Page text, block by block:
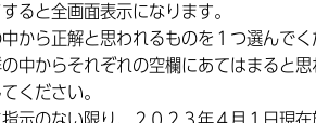
ると全画面表示になります。
から正解と思われるものを１つ選んでく
中からそれぞれの空欄にあてはまると
ください。
示のない限り、２０２３年４月１日現